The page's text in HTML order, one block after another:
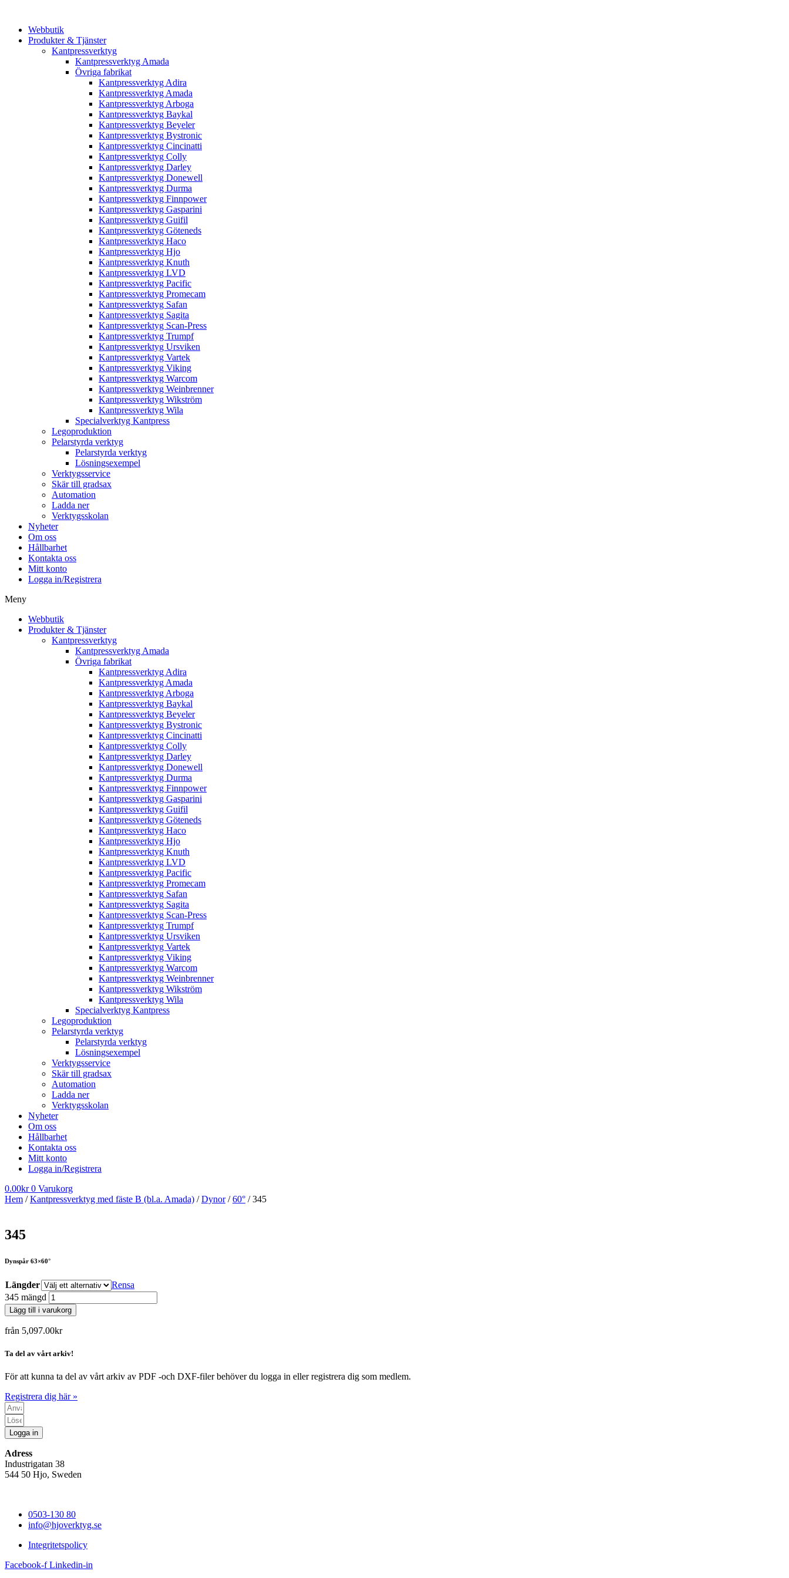
Webbutik
Produkter & Tjänster
Kantpressverktyg
Kantpressverktyg Amada
Övriga fabrikat
Kantpressverktyg Adira
Kantpressverktyg Amada
Kantpressverktyg Arboga
Kantpressverktyg Baykal
Kantpressverktyg Beyeler
Kantpressverktyg Bystronic
Kantpressverktyg Cincinatti
Kantpressverktyg Colly
Kantpressverktyg Darley
Kantpressverktyg Donewell
Kantpressverktyg Durma
Kantpressverktyg Finnpower
Kantpressverktyg Gasparini
Kantpressverktyg Guifil
Kantpressverktyg Göteneds
Kantpressverktyg Haco
Kantpressverktyg Hjo
Kantpressverktyg Knuth
Kantpressverktyg LVD
Kantpressverktyg Pacific
Kantpressverktyg Promecam
Kantpressverktyg Safan
Kantpressverktyg Sagita
Kantpressverktyg Scan-Press
Kantpressverktyg Trumpf
Kantpressverktyg Ursviken
Kantpressverktyg Vartek
Kantpressverktyg Viking
Kantpressverktyg Warcom
Kantpressverktyg Weinbrenner
Kantpressverktyg Wikström
Kantpressverktyg Wila
Specialverktyg Kantpress
Legoproduktion
Pelarstyrda verktyg
Pelarstyrda verktyg
Lösningsexempel
Verktygsservice
Skär till gradsax
Automation
Ladda ner
Verktygsskolan
Nyheter
Om oss
Hållbarhet
Kontakta oss
Mitt konto
Logga in/Registrera
Meny
Webbutik
Produkter & Tjänster
Kantpressverktyg
Kantpressverktyg Amada
Övriga fabrikat
Kantpressverktyg Adira
Kantpressverktyg Amada
Kantpressverktyg Arboga
Kantpressverktyg Baykal
Kantpressverktyg Beyeler
Kantpressverktyg Bystronic
Kantpressverktyg Cincinatti
Kantpressverktyg Colly
Kantpressverktyg Darley
Kantpressverktyg Donewell
Kantpressverktyg Durma
Kantpressverktyg Finnpower
Kantpressverktyg Gasparini
Kantpressverktyg Guifil
Kantpressverktyg Göteneds
Kantpressverktyg Haco
Kantpressverktyg Hjo
Kantpressverktyg Knuth
Kantpressverktyg LVD
Kantpressverktyg Pacific
Kantpressverktyg Promecam
Kantpressverktyg Safan
Kantpressverktyg Sagita
Kantpressverktyg Scan-Press
Kantpressverktyg Trumpf
Kantpressverktyg Ursviken
Kantpressverktyg Vartek
Kantpressverktyg Viking
Kantpressverktyg Warcom
Kantpressverktyg Weinbrenner
Kantpressverktyg Wikström
Kantpressverktyg Wila
Specialverktyg Kantpress
Legoproduktion
Pelarstyrda verktyg
Pelarstyrda verktyg
Lösningsexempel
Verktygsservice
Skär till gradsax
Automation
Ladda ner
Verktygsskolan
Nyheter
Om oss
Hållbarhet
Kontakta oss
Mitt konto
Logga in/Registrera
0.00kr 0 Varukorg
Hem /Kantpressverktyg med fäste B (bl.a. Amada) /Dynor/60° / 345
345
Dynspår 63×60°
Längder
Rensa
345 mängd
Lägg till i varukorg
från 5,097.00kr
Ta del av vårt arkiv!
För att kunna ta del av vårt arkiv av PDF -och DXF-filer behöver du logga in eller registrera dig som medlem.
Registrera dig här »
Logga in
Adress
Industrigatan 38
544 50 Hjo, Sweden
0503-130 80
info@hjoverktyg.se
Integritetspolicy
Facebook-f Linkedin-in